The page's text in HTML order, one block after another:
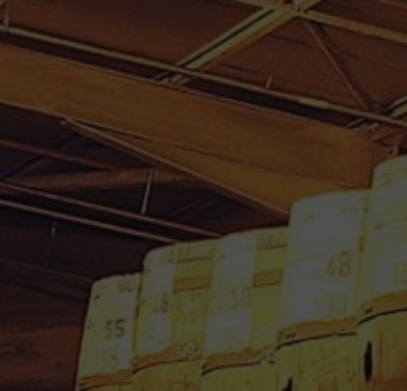
CUBI RHUM BLANC
AGRICOLE MONTEBELLO 4.5